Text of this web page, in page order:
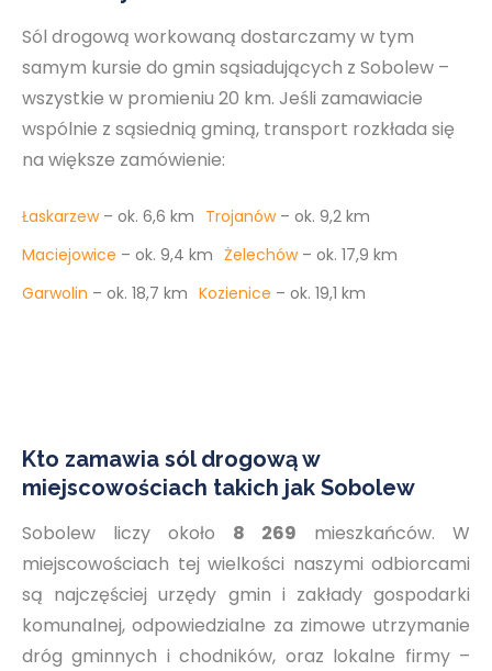
Sól drogową workowaną dostarczamy w tym
samym kursie do gmin sąsiadujących z Sobolew –
wszystkie w promieniu 20 km. Jeśli zamawiacie
wspólnie z sąsiednią gminą, transport rozkłada się
na większe zamówienie:
Łaskarzew – ok. 6,6 km Trojanów – ok. 9,2 km
Maciejowice – ok. 9,4 km Żelechów – ok. 17,9 km
Garwolin – ok. 18,7 km Kozienice – ok. 19,1 km
Kto zamawia sól drogową w
miejscowościach takich jak Sobolew
Sobolew liczy około 8 269 mieszkańców. W
miejscowościach tej wielkości naszymi odbiorcami
są najczęściej urzędy gmin i zakłady gospodarki
komunalnej, odpowiedzialne za zimowe utrzymanie
dróg gminnych i chodników, oraz lokalne firmy –